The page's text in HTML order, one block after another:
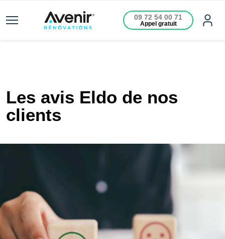
09 72 54 00 71
Appel gratuit
Les avis Eldo de nos
clients